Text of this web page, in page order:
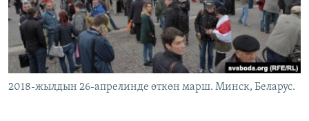
ЫҢГАЙСЫЗ СУРООЛОР
ЭЕ/АРнун бардык сайттары
2018-жылдын 26-апрелинде өткөн марш. Минск, Беларус.